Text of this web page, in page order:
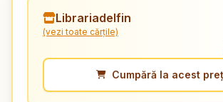
Librariadelfin
(vezi toate cărțile)
Cumpără la acest preț